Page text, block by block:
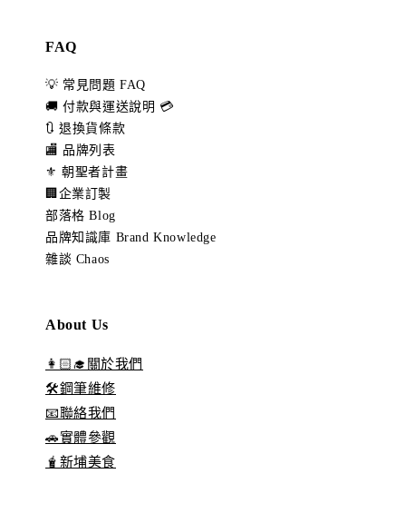
FAQ
💡 常見問題 FAQ
🚚 付款與運送說明 💳
🔃 退換貨條款
🏬 品牌列表
⚜️ 朝聖者計畫
🏢企業訂製
部落格 Blog
品牌知識庫 Brand Knowledge
雜談 Chaos
About Us
👩🏻‍🎓關於我們
🛠️鋼筆維修
📧聯絡我們
🚗實體參觀
🧋新埔美食